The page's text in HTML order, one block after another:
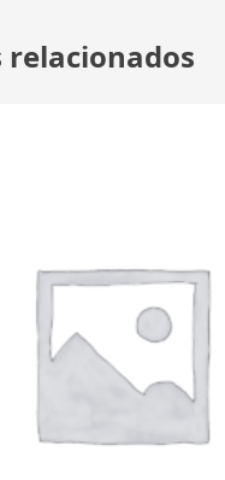
relacionados